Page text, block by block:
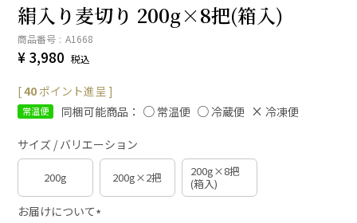
絹入り麦切り 200g×8把(箱入)
商品番号 A1668
¥ 3,980 税込
[40ポイント進呈 ]
常温便 同梱可能商品： 常温便 冷蔵便 冷凍便
サイズ / バリエーション
200g 200g×2把
200g×8把
(箱入)
お届けについて